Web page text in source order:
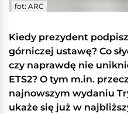
fot: ARC
Kiedy prezydent
górniczej ustawę? Co
czy naprawdę nie
ETS2? O tym m.in.
najnowszym wydaniu
ukaże się już w